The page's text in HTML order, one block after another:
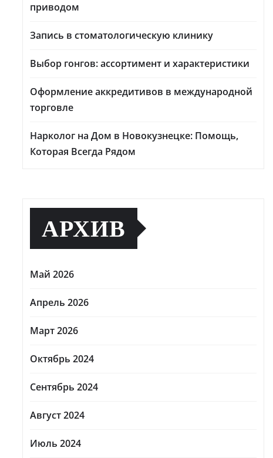
приводом
Запись в стоматологическую клинику
Выбор гонгов: ассортимент и характеристики
Оформление аккредитивов в международной
торговле
Нарколог на Дом в Новокузнецке: Помощь,
Которая Всегда Рядом
АРХИВ
Май 2026
Апрель 2026
Март 2026
Октябрь 2024
Сентябрь 2024
Август 2024
Июль 2024